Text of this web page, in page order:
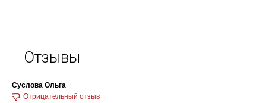
Отзывы
Суслова Ольга